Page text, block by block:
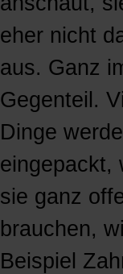
eher nicht
aus. Ganz
Gegenteil.
Dinge
eingepackt,
sie ganz
brauchen,
Beispiel